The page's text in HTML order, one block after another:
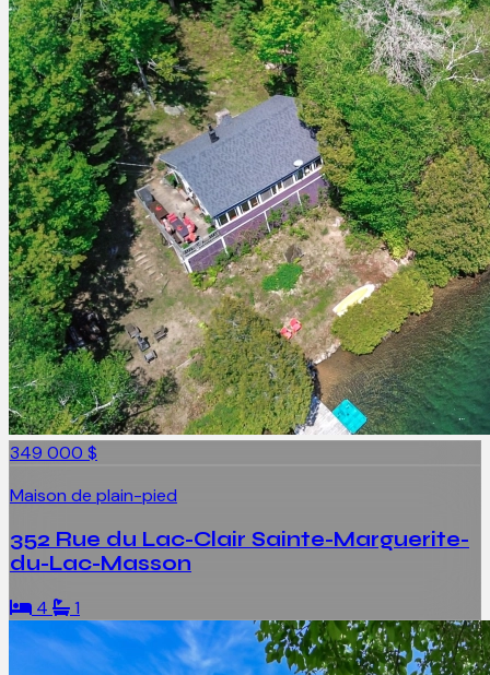
349 000 $
Maison de plain-pied
352 Rue du Lac-Clair Sainte-Marguerite-
du-Lac-Masson
4 1